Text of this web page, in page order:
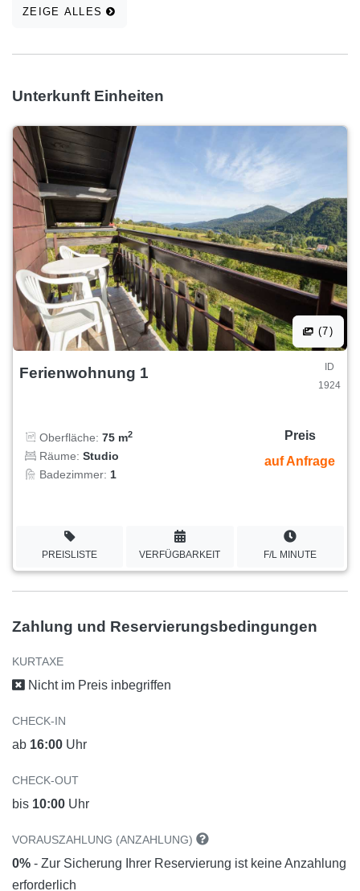
ZEIGE ALLES
Unterkunft Einheiten
(7)
Ferienwohnung 1
ID
1924
Oberfläche: 75 m2
Räume: Studio
Badezimmer: 1
Preis
auf Anfrage
PREISLISTE VERFÜGBARKEIT F/L MINUTE
Zahlung und Reservierungsbedingungen
KURTAXE
Nicht im Preis inbegriffen
CHECK-IN
ab 16:00 Uhr
CHECK-OUT
bis 10:00 Uhr
VORAUSZAHLUNG (ANZAHLUNG)
0% - Zur Sicherung Ihrer Reservierung ist keine Anzahlung
erforderlich